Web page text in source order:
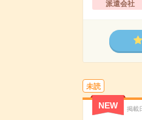
派遣会社
未読
NEW 掲載